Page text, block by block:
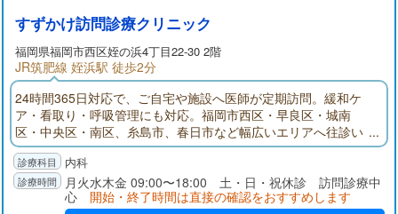
すずかけ訪問診療クリニック
福岡県福岡市西区姪の浜4丁目22-30 2階
JR筑肥線 姪浜駅 徒歩2分
24時間365日対応で、ご自宅や施設へ医師が定期訪問。緩和ケ
ア・看取り・呼吸管理にも対応。福岡市西区・早良区・城南
区・中央区・南区、糸島市、春日市など幅広いエリアへ往診い
たします。まずはお気軽にご相談ください。
内科
月火水木金 09:00〜18:00 土・日・祝休診 訪問診療中
心 開始・終了時間は直接の確認をおすすめします